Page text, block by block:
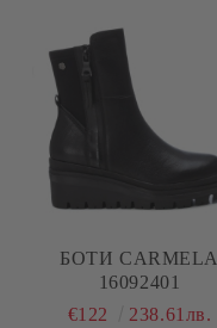
БОТИ CARMELA
16092401
€122
238.61лв.